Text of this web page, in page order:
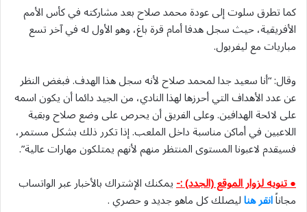
كما تطرق سلوت إلى عودة محمد صلاح بعد مشاركته في كأس الأمم
الأفريقية، حيث سجل هدفا أمام قرة باغ، وهو الأول له في آخر تسع
مباريات مع ليفربول.
وقال: “أنا سعيد جدا لمحمد صلاح لأنه سجل هذا الهدف. فبغض النظر
عن عدد الأهداف التي أحرزها لهذا النادي، من الجيد دائما أن يكون اسمه
على لائحة الهدافين. وعلى الفريق أن يحرص على وضع صلاح وبقية
اللاعبين ‌في أماكن مناسبة داخل الملعب. إذا تكرر ذلك بشكل مستمر،
فسيقدم لاعبونا المستوى المنتظر منهم لأنهم يمتلكون مهارات عالية”.
● تنويه لزوار الموقع (الجدد) :-يمكنك الإشتراك بالأخبار عبر الواتساب
مجاناًانقر هناليصلك كل ماهو جديد و حصري .